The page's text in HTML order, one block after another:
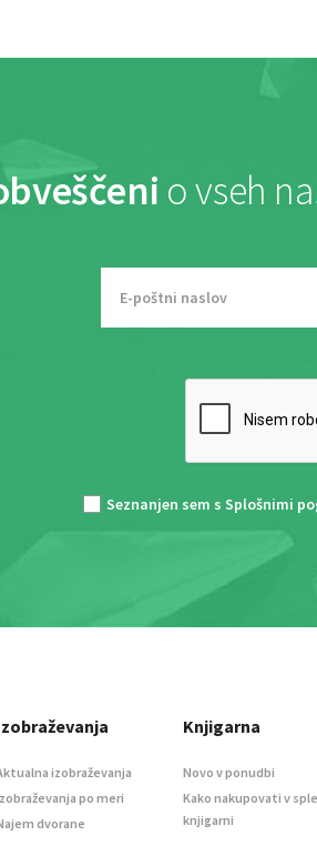
o vseh
Seznanjen sem s Splošnimi
izobraževanja
po meri
dvorane
Knjigarna
Novo v ponudbi
Kako nakupovati v
knjigarni